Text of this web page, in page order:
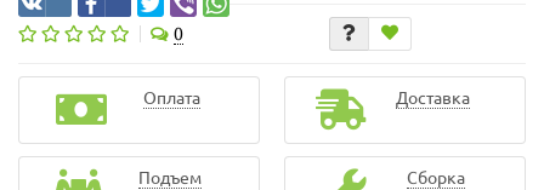
0
Оплата Доставка
Подъем Сборка